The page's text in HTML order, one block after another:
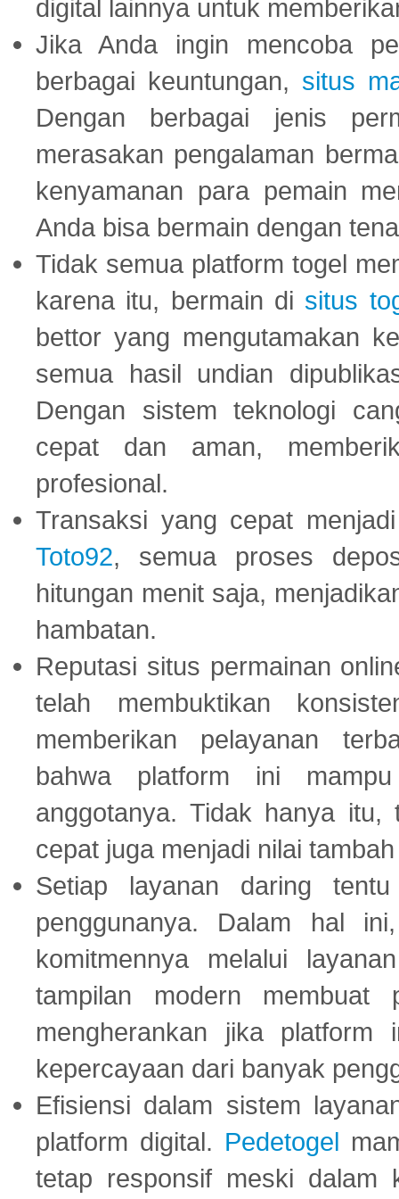
digital lainnya untuk
Jika Anda ingin mencoba
berbagai keuntungan, situs
Dengan berbagai jenis
merasakan pengalaman
kenyamanan para pemain
Anda bisa bermain dengan
Tidak semua platform togel
karena itu, bermain di situs
bettor yang mengutamakan
semua hasil undian
Dengan sistem teknologi
cepat dan aman,
profesional.
Transaksi yang cepat
Toto92, semua proses
hitungan menit saja,
hambatan.
Reputasi situs permainan
telah membuktikan
memberikan pelayanan
bahwa platform ini
anggotanya. Tidak hanya
cepat juga menjadi nilai
Setiap layanan daring
penggunanya. Dalam hal
komitmennya melalui
tampilan modern membuat
mengherankan jika platform
kepercayaan dari banyak
Efisiensi dalam sistem
platform digital. Pedetogel
tetap responsif meski dalam